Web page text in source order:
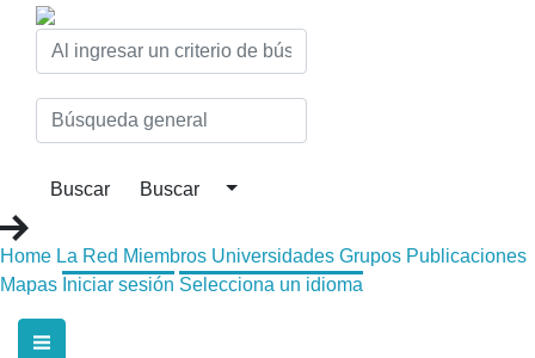
Home La Red Miembros Universidades Grupos Publicaciones
Mapas Iniciar sesión Selecciona un idioma